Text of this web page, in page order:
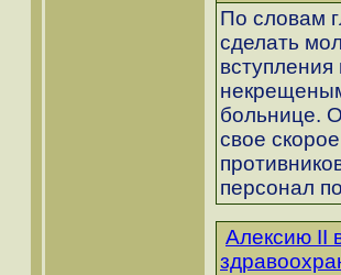
По словам
сделать
больнице.
свое
персонал
Алексию II